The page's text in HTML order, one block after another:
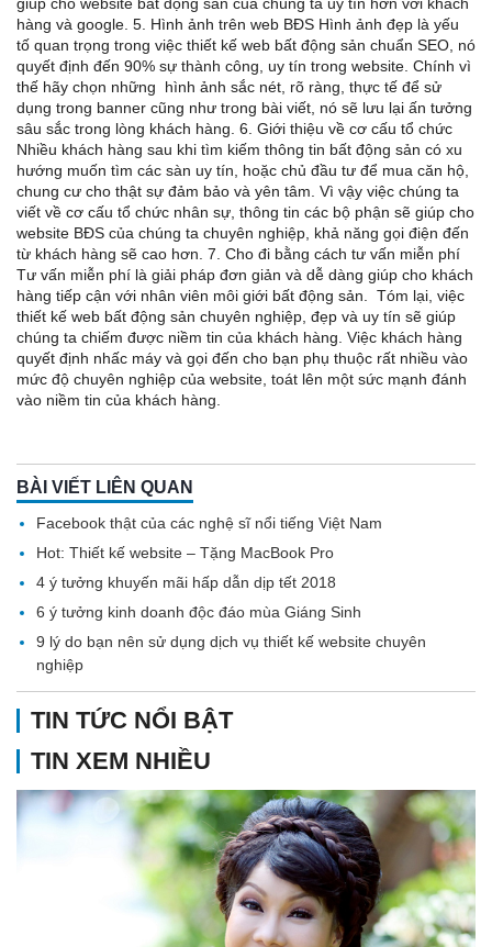
hàng và google. 5. Hình ảnh trên web BĐS Hình ảnh đẹp là yếu
tố quan trọng trong việc thiết kế web bất động sản chuẩn SEO, nó
quyết định đến 90% sự thành công, uy tín trong website. Chính vì
thế hãy chọn những hình ảnh sắc nét, rõ ràng, thực tế để sử
dụng trong banner cũng như trong bài viết, nó sẽ lưu lại ấn tưởng
sâu sắc trong lòng khách hàng. 6. Giới thiệu về cơ cấu tổ chức
Nhiều khách hàng sau khi tìm kiếm thông tin bất động sản có xu
hướng muốn tìm các sàn uy tín, hoặc chủ đầu tư để mua căn hộ,
chung cư cho thật sự đảm bảo và yên tâm. Vì vậy việc chúng ta
viết về cơ cấu tổ chức nhân sự, thông tin các bộ phận sẽ giúp cho
website BĐS của chúng ta chuyên nghiệp, khả năng gọi điện đến
từ khách hàng sẽ cao hơn. 7. Cho đi bằng cách tư vấn miễn phí
Tư vấn miễn phí là giải pháp đơn giản và dễ dàng giúp cho khách
hàng tiếp cận với nhân viên môi giới bất động sản. Tóm lại, việc
thiết kế web bất động sản chuyên nghiệp, đẹp và uy tín sẽ giúp
chúng ta chiếm được niềm tin của khách hàng. Việc khách hàng
quyết định nhấc máy và gọi đến cho bạn phụ thuộc rất nhiều vào
mức độ chuyên nghiệp của website, toát lên một sức mạnh đánh
vào niềm tin của khách hàng.
BÀI VIẾT LIÊN QUAN
Facebook thật của các nghệ sĩ nổi tiếng Việt Nam
Hot: Thiết kế website – Tặng MacBook Pro
4 ý tưởng khuyến mãi hấp dẫn dịp tết 2018
6 ý tưởng kinh doanh độc đáo mùa Giáng Sinh
9 lý do bạn nên sử dụng dịch vụ thiết kế website chuyên
nghiệp
TIN TỨC NỔI BẬT
TIN XEM NHIỀU